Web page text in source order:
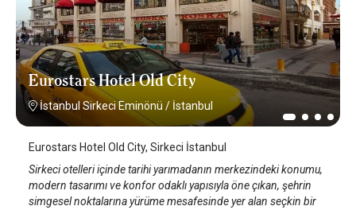
Eurostars Hotel Old City
İstanbul Sirkeci Eminönü / İstanbul
Eurostars Hotel Old City, Sirkeci İstanbul
Sirkeci otelleri içinde tarihi yarımadanın merkezindeki konumu,
modern tasarımı ve konfor odaklı yapısıyla öne çıkan, şehrin
simgesel noktalarına yürüme mesafesinde yer alan seçkin bir